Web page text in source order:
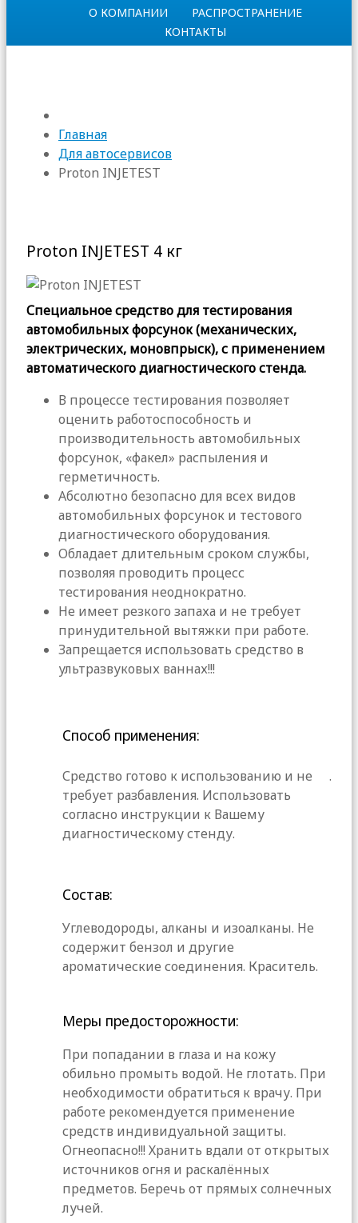
О КОМПАНИИ
РАСПРОСТРАНЕНИЕ
КОНТАКТЫ
Главная
Для автосервисов
Proton INJETEST
Proton INJETEST 4 кг
Специальное средство для тестирования
автомобильных форсунок (механических,
электрических, моновпрыск), с применением
автоматического диагностического стенда.
В процессе тестирования позволяет
оценить работоспособность и
производительность автомобильных
форсунок, «факел» распыления и
герметичность.
Абсолютно безопасно для всех видов
автомобильных форсунок и тестового
диагностического оборудования.
Обладает длительным сроком службы,
позволяя проводить процесс
тестирования неоднократно.
Не имеет резкого запаха и не требует
принудительной вытяжки при работе.
Запрещается использовать средство в
ультразвуковых ваннах!!!
Способ применения:
Средство готово к использованию и не
требует разбавления. Использовать
согласно инструкции к Вашему
диагностическому стенду.
.
Состав:
Углеводороды, алканы и изоалканы. Не
содержит бензол и другие
ароматические соединения. Краситель.
Меры предосторожности:
При попадании в глаза и на кожу
обильно промыть водой. Не глотать. При
необходимости обратиться к врачу. При
работе рекомендуется применение
средств индивидуальной защиты.
Огнеопасно!!! Хранить вдали от открытых
источников огня и раскалённых
предметов. Беречь от прямых солнечных
лучей.